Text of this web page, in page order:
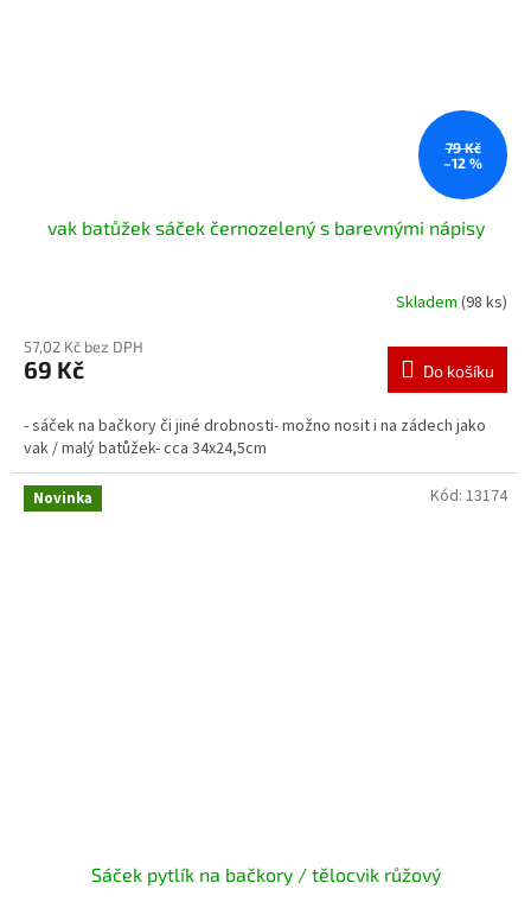
79 Kč
–12 %
vak batůžek sáček černozelený s barevnými nápisy
Skladem (98 ks)
57,02 Kč bez DPH
69 Kč Do košíku
- sáček na bačkory či jiné drobnosti- možno nosit i na zádech jako
vak / malý batůžek- cca 34x24,5cm
Novinka
Sáček pytlík na bačkory / tělocvik růžový
Kód: 13174